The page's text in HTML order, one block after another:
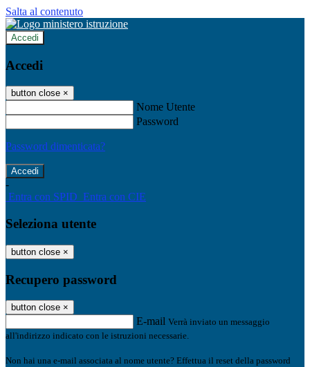
Salta al contenuto
Accedi
Accedi
button close ×
Nome Utente
Password
Password dimenticata?
-
Entra con SPID Entra con CIE
Seleziona utente
button close ×
Recupero password
button close ×
E-mail Verrà inviato un messaggio
all'indirizzo indicato con le istruzioni necessarie.
Non hai una e-mail associata al nome utente? Effettua il reset della password